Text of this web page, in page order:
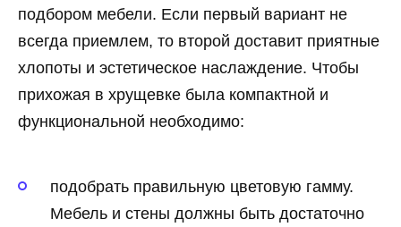
подбором мебели. Если первый вариант не
всегда приемлем, то второй доставит приятные
хлопоты и эстетическое наслаждение. Чтобы
прихожая в хрущевке была компактной и
функциональной необходимо:
подобрать правильную цветовую гамму.
Мебель и стены должны быть достаточно